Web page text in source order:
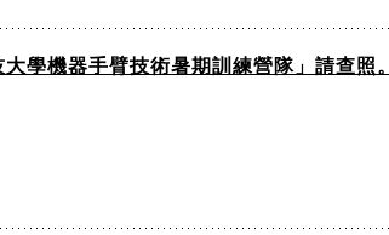
學機器手臂技術暑期訓練營隊」請查照。